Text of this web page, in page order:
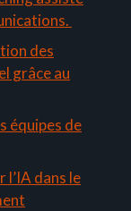
des
grâce au
équipes de
dans le